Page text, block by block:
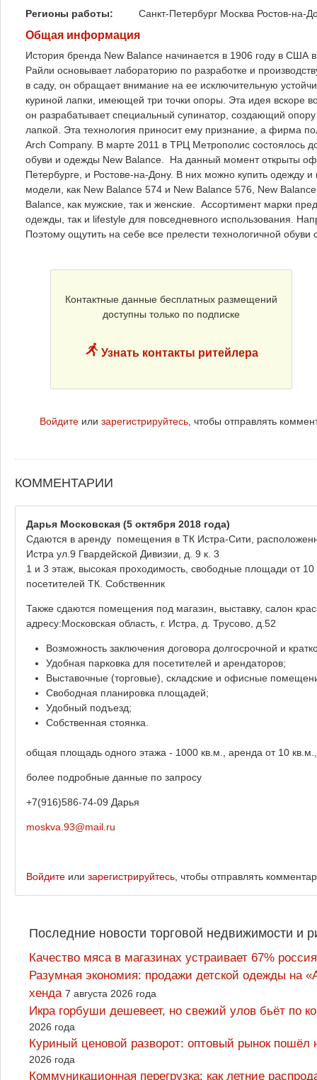
Регионы работы:
Санкт-Петербург Москва Ростов-на-
Общая информация
История бренда New Balance начинается в 1906 году в США
Райли основывает лабораторию по разработке и
в саду, он обращает внимание на ее исключительную
куриной лапки, имеющей три точки опоры. Эта идея вскоре
он разрабатывает специальный супинатор, создающий
лапкой. Эта технология приносит ему признание, а фирма
Arch Company. В марте 2011 в ТРЦ Метрополис состоялось
обуви и одежды New Balance. На данный момент открыты
Петербурге, и Ростове-на-Дону. В них можно купить одежду
модели, как New Balance 574 и New Balance 576, New
Balance, как мужские, так и женские. Ассортимент марки
одежды, так и lifestyle для повседневного использования.
Поэтому ощутить на себе все прелести технологичной
Контактные данные бесплатных размещений
доступны только по подписке
Узнать контакты ритейлера
Войдите или зарегистрируйтесь, чтобы отправлять
КОММЕНТАРИИ
Дарья Московская (5 октября 2018 года)
Сдаются в аренду помещения в ТК Истра-Сити,
Истра ул.9 Гвардейской Дивизии, д. 9 к. 3
1 и 3 этаж, высокая проходимость, свободные площади от
посетителей ТК. Собственник
Также сдаются помещения под магазин, выставку, салон
адресу:Московская область, г. Истра, д. Трусово, д.52
Возможность заключения договора долгосрочной и
Удобная парковка для посетителей и арендаторов;
Выставочные (торговые), складские и офисные
Свободная планировка площадей;
Удобный подъезд;
Собственная стоянка.
общая площадь одного этажа - 1000 кв.м., аренда от 10
более подробные данные по запросу
+7(916)586-74-09 Дарья
moskva.93@mail.ru
Войдите или зарегистрируйтесь , чтобы отправлять
Последние новости торговой недвижимости и
Качество мяса в магазинах устраивает 67%
Разумная экономия: продажи детской одежды на
хенда 7 августа 2026 года
Икра горбуши дешевеет, но свежий улов бьёт по
2026 года
Куриный ценовой разворот: оптовый рынок
2026 года
Коммуникационная перегрузка: как летние